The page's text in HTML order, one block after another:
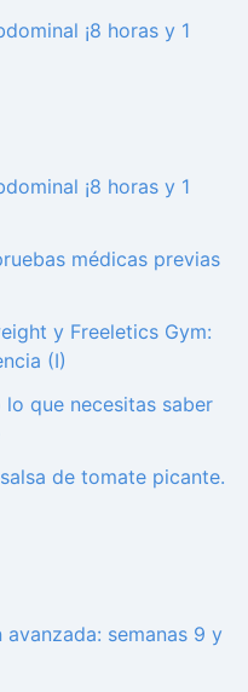
¡8 horas y 1
¡8 horas y 1
médicas previas
y Freeletics Gym:
(I)
que necesitas saber
de tomate picante.
semanas 9 y